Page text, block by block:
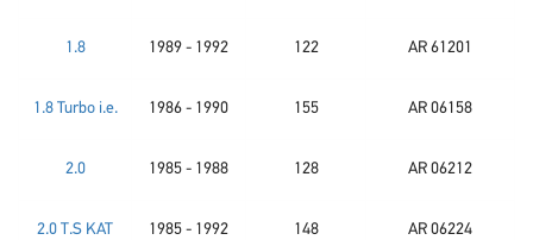
1.8 1989 - 1992 122 AR 61201
1.8 Turbo i.e. 1986 - 1990 155 AR 06158
2.0 1985 - 1988 128 AR 06212
2.0 T.S KAT 1985 - 1992 148 AR 06224